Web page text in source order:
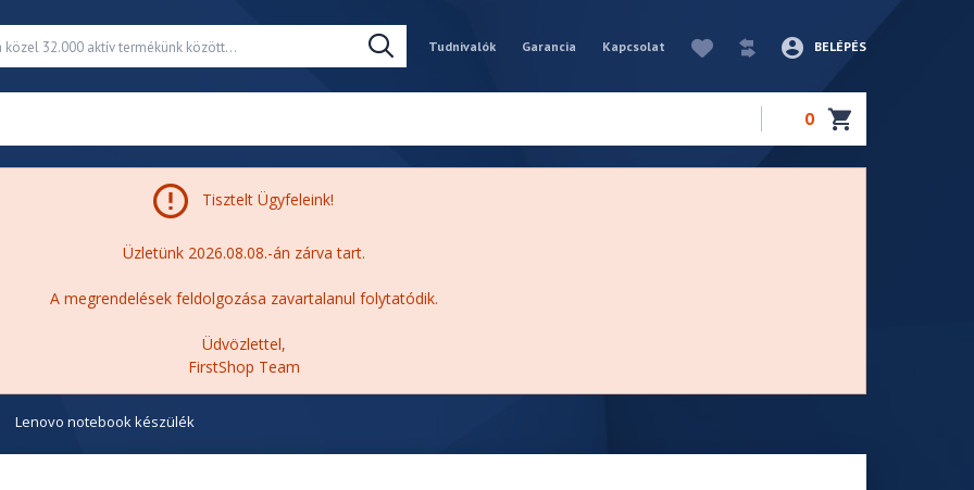
Tudnivalók Garancia Kapcsolat BELÉPÉS
0
Tisztelt Ügyfeleink!
Üzletünk 2026.08.08.-án zárva tart.
A megrendelések feldolgozása zavartalanul folytatódik.
Üdvözlettel,
FirstShop Team
Lenovo notebook készülék